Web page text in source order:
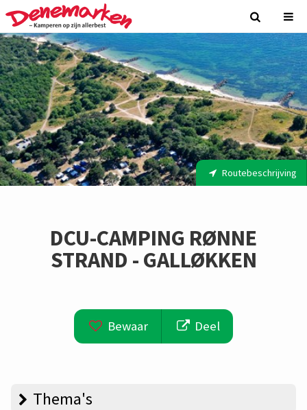
Routebeschrijving
DCU-CAMPING RØNNE
STRAND - GALLØKKEN
Bewaar Deel
Thema's